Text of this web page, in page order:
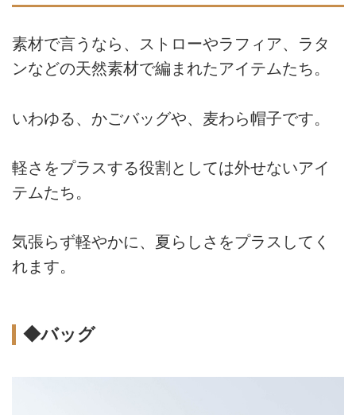
素材で言うなら、ストローやラフィア、ラタ
ンなどの天然素材で編まれたアイテムたち。
いわゆる、かごバッグや、麦わら帽子です。
軽さをプラスする役割としては外せないアイ
テムたち。
気張らず軽やかに、夏らしさをプラスしてく
れます。
◆バッグ